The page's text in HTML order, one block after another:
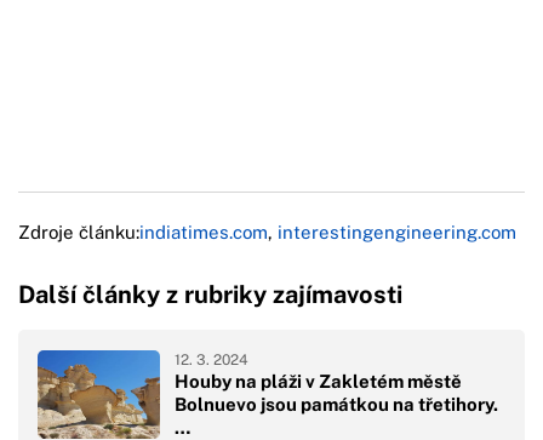
Zdroje článku:indiatimes.com, interestingengineering.com
Další články z rubriky zajímavosti
Houby na pláži v Zakletém městě
Bolnuevo jsou památkou na třetihory.
…
12. 3. 2024